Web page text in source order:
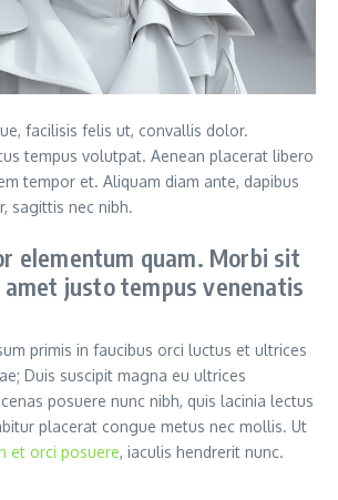
facilisis felis ut, convallis dolor.
tempus volutpat. Aenean placerat libero
tempor et. Aliquam diam ante, dapibus
sagittis nec nibh.
elementum quam. Morbi sit
justo tempus venenatis
primis in faucibus orci luctus et ultrices
Duis suscipit magna eu ultrices
posuere nunc nibh, quis lacinia lectus
placerat congue metus nec mollis. Ut
et orci posuere, iaculis hendrerit nunc.